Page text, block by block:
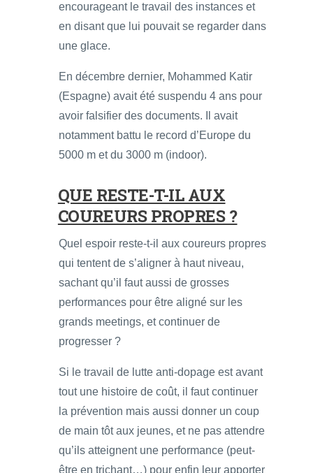
encourageant le travail des instances et
en disant que lui pouvait se regarder dans
une glace.
En décembre dernier, Mohammed Katir
(Espagne) avait été suspendu 4 ans pour
avoir falsifier des documents. Il avait
notamment battu le record d’Europe du
5000 m et du 3000 m (indoor).
QUE RESTE-T-IL AUX
COUREURS PROPRES ?
Quel espoir reste-t-il aux coureurs propres
qui tentent de s’aligner à haut niveau,
sachant qu’il faut aussi de grosses
performances pour être aligné sur les
grands meetings, et continuer de
progresser ?
Si le travail de lutte anti-dopage est avant
tout une histoire de coût, il faut continuer
la prévention mais aussi donner un coup
de main tôt aux jeunes, et ne pas attendre
qu’ils atteignent une performance (peut-
être en trichant…) pour enfin leur apporter